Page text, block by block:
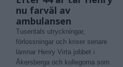
nu farväl av
ambulansen
Tusentals utryckningar,
förlossningar och kriser senare
lämnar Henry Virta jobbet i
Åkersberga och kollegorna som